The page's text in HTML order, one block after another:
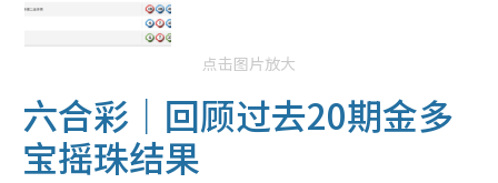
点击图片放大
六合彩｜回顾过去20期金多
宝摇珠结果